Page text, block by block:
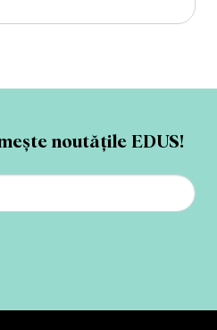
noutățile EDUS!